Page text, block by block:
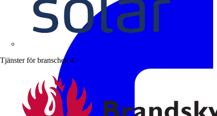
Tjänster för branschen 4